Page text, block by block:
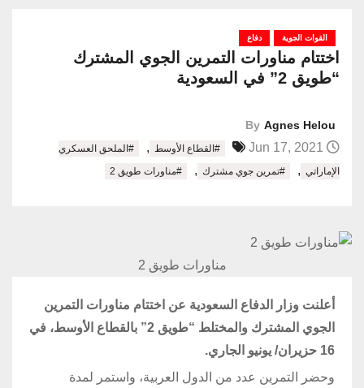
القوات الجوية دفاع
اختتام مناورات التمرين الجوي المشترك
“طويق 2” في السعودية
By Agnes Helou
#القطاع الأوسط ,
#الملحق العسكري
الإماراتي , #تمرين جوي مشترك , #مناورات طويق 2
مناورات طويق 2
أعلنت وزار الدفاع السعودية عن اختتام مناورات التمرين
الجوي المشترك والمختلط “طويق 2” بالقطاع الأوسط، في
16 حزيران/ يونيو الجاري.
وحضر التمرين عدد من الدول العربية، واستمر لمدة